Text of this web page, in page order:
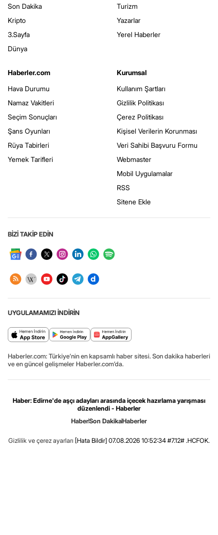
Son Dakika
Kripto
3.Sayfa
Dünya
Turizm
Yazarlar
Yerel Haberler
Haberler.com
Hava Durumu
Namaz Vakitleri
Seçim Sonuçları
Şans Oyunları
Rüya Tabirleri
Yemek Tarifleri
Kurumsal
Kullanım Şartları
Gizlilik Politikası
Çerez Politikası
Kişisel Verilerin Korunması
Veri Sahibi Başvuru Formu
Webmaster
Mobil Uygulamalar
RSS
Sitene Ekle
BİZİ TAKİP EDİN
UYGULAMAMIZI İNDİRİN
Haberler.com: Türkiye’nin en kapsamlı haber sitesi. Son dakika haberleri
ve en güncel gelişmeler Haberler.com’da.
Haber: Edirne'de aşçı adayları arasında içecek hazırlama yarışması
düzenlendi - Haberler
HaberSon DakikaHaberler
Gizlilik ve çerez ayarları [Hata Bildir] 07.08.2026 10:52:34 #7.12# .HCFOK.